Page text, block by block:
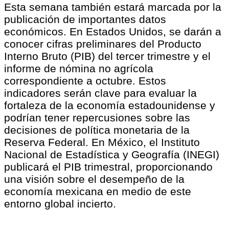
Esta semana también estará marcada por la
publicación de importantes datos
económicos. En Estados Unidos, se darán a
conocer cifras preliminares del Producto
Interno Bruto (PIB) del tercer trimestre y el
informe de nómina no agrícola
correspondiente a octubre. Estos
indicadores serán clave para evaluar la
fortaleza de la economía estadounidense y
podrían tener repercusiones sobre las
decisiones de política monetaria de la
Reserva Federal. En México, el Instituto
Nacional de Estadística y Geografía (INEGI)
publicará el PIB trimestral, proporcionando
una visión sobre el desempeño de la
economía mexicana en medio de este
entorno global incierto.